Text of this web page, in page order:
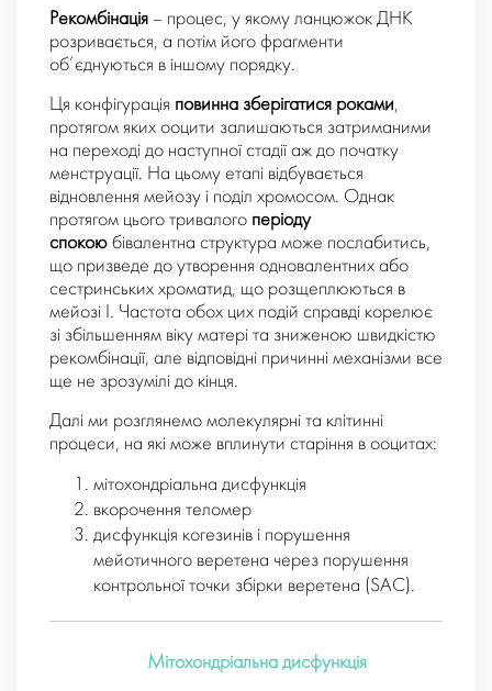
Рекомбінація – процес, у якому ланцюжок ДНК
розривається, а потім його фрагменти
об’єднуються в іншому порядку.
Ця конфігурація повинна зберігатися роками,
протягом яких ооцити залишаються затриманими
на переході до наступної стадії аж до початку
менструації. На цьому етапі відбувається
відновлення мейозу і поділ хромосом. Однак
протягом цього тривалого періоду
спокою бівалентна структура може послабитись,
що призведе до утворення одновалентних або
сестринських хроматид, що розщеплюються в
мейозі I. Частота обох цих подій справді корелює
зі збільшенням віку матері та зниженою швидкістю
рекомбінації, але відповідні причинні механізми все
ще не зрозумілі до кінця.
Далі ми розглянемо молекулярні та клітинні
процеси, на які може вплинути старіння в ооцитах:
мітохондріальна дисфункція
вкорочення теломер
дисфункція когезинів і порушення
мейотичного веретена через порушення
контрольної точки збірки веретена (SAC).
Мітохондріальна дисфункція